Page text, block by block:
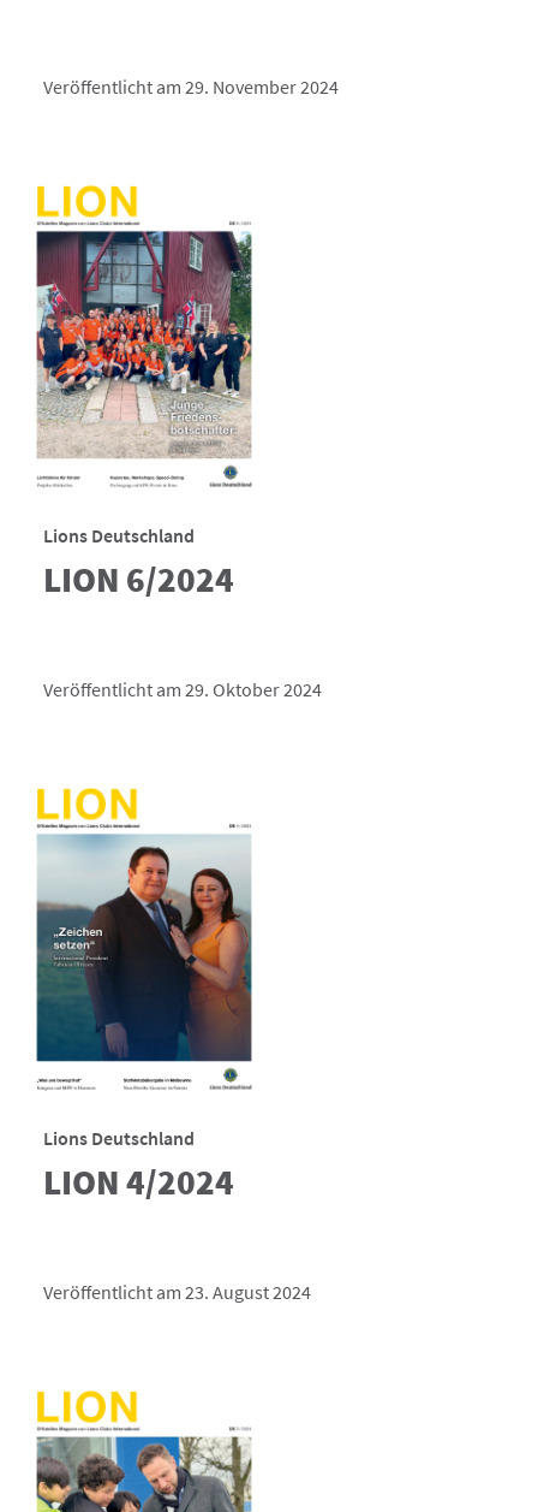
Veröffentlicht am 29. November 2024
Lions Deutschland
LION 6/2024
Veröffentlicht am 29. Oktober 2024
Lions Deutschland
LION 4/2024
Veröffentlicht am 23. August 2024